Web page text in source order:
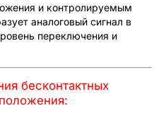
и контролируемым
аналоговый сигнал в
переключения и
бесконтактных